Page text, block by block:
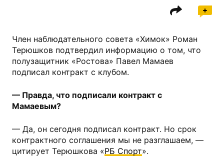
Член наблюдательного совета «Химок» Роман
Терюшков подтвердил информацию о том, что
полузащитник «Ростова» Павел Мамаев
подписал контракт с клубом.
— Правда, что подписали контракт с
Мамаевым?
— Да, он сегодня подписал контракт. Но срок
контрактного соглашения мы не разглашаем, —
цитирует Терюшкова «РБ Спорт».